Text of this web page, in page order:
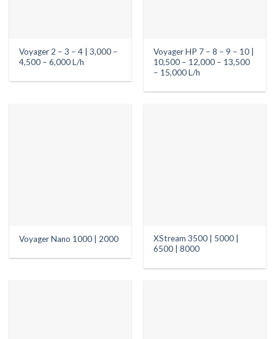
Voyager 2 – 3 – 4 | 3,000 –
4,500 – 6,000 L/h
Voyager HP 7 – 8 – 9 – 10 |
10,500 – 12,000 – 13,500
– 15,000 L/h
Voyager Nano 1000 | 2000
XStream 3500 | 5000 |
6500 | 8000